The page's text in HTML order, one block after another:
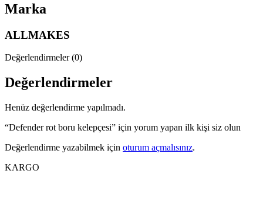
Marka
ALLMAKES
Değerlendirmeler (0)
Değerlendirmeler
Henüz değerlendirme yapılmadı.
“Defender rot boru kelepçesi” için yorum yapan ilk kişi siz olun
Değerlendirme yazabilmek için oturum açmalısınız.
KARGO